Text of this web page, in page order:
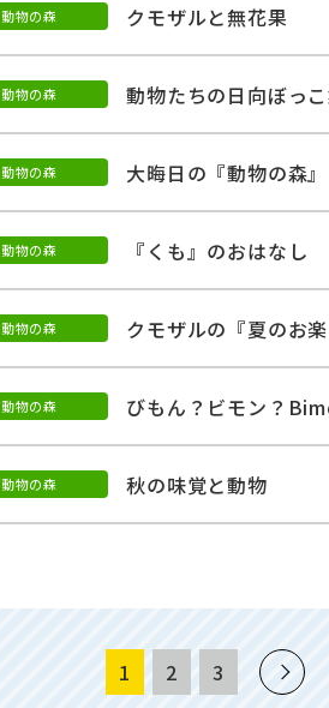
動物の森 クモザルと無花果
動物の森 動物たちの日向ぼっ
動物の森 大晦日の『動物の森』
動物の森 『くも』のおはなし
動物の森 クモザルの『夏のお
動物の森 びもん？ビモン？
動物の森 秋の味覚と動物
1 2 3